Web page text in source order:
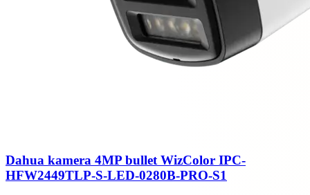
Dahua kamera 4MP bullet WizColor IPC-
HFW2449TLP-S-LED-0280B-PRO-S1